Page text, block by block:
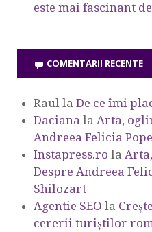
este mai fascinant
COMENTARII RECENTE
Raul la De ce îmi
Daciana la Arta,
Andreea Felicia
Instapress.ro la
Despre Andreea
Shilozart
Agentie SEO la
cererii turiștilor